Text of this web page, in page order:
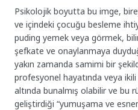
Psikolojik boyutta bu imge,
ve içindeki çocuğu besleme
puding yemek veya görmek,
şefkate ve onaylanmaya
yakın zamanda samimi bir
profesyonel hayatında veya
altında bunalmış olabilir ve bu
geliştirdiği “yumuşama ve